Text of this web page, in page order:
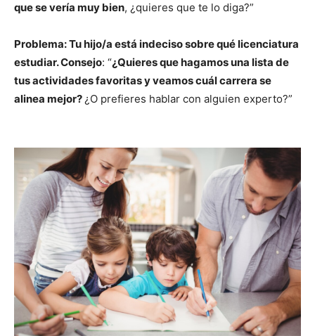
que se vería muy bien, ¿quieres que te lo diga?”
Problema: Tu hijo/a está indeciso sobre qué licenciatura
estudiar. Consejo: “¿Quieres que hagamos una lista de
tus actividades favoritas y veamos cuál carrera se
alinea mejor?¿O prefieres hablar con alguien experto?”